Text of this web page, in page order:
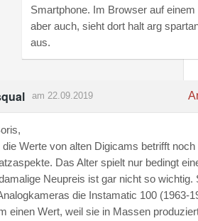
Smartphone. Im Browser auf
aber auch, sieht dort halt arg
aus.
am 22.09.2019
Werte von alten Digicams betrifft noch
Das Alter spielt nur bedingt
Neupreis ist gar nicht so wichtig.
die Instamatic 100 (1963-
einen Wert, weil sie in Massen